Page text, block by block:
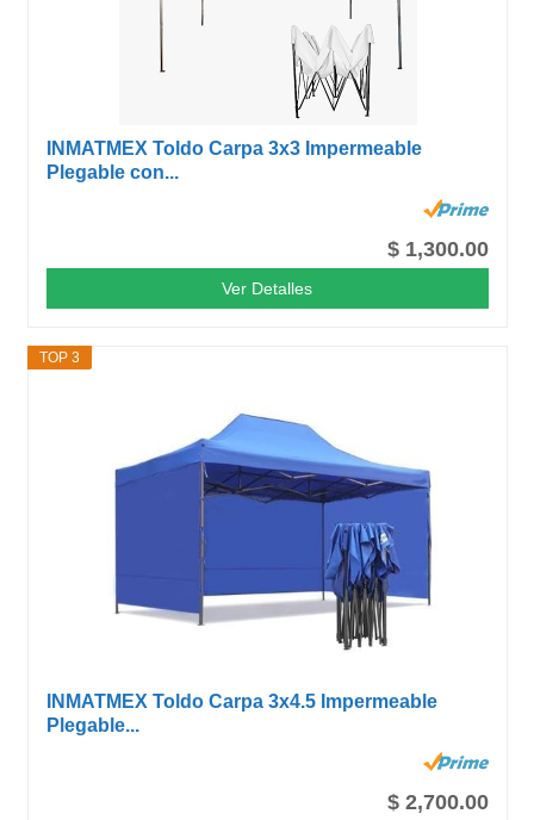
INMATMEX Toldo Carpa 3x3 Impermeable
Plegable con...
$ 1,300.00
Ver Detalles
TOP 3
INMATMEX Toldo Carpa 3x4.5 Impermeable
Plegable...
$ 2,700.00